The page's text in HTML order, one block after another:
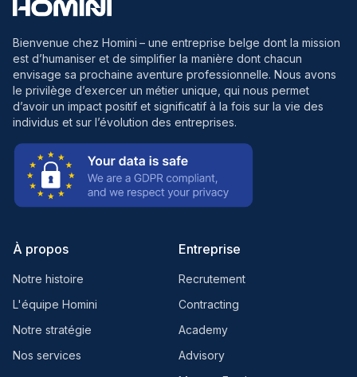
Bienvenue chez Homini – une entreprise belge dont la mission
est d’humaniser et de simplifier la manière dont chacun
envisage sa prochaine aventure professionnelle. Nous avons
le privilège d’exercer un métier unique, qui nous permet
d’avoir un impact positif et significatif à la fois sur la vie des
individus et sur l’évolution des entreprises.
À propos
Notre histoire
L'équipe Homini
Notre stratégie
Nos services
Entreprise
Recrutement
Contracting
Academy
Advisory